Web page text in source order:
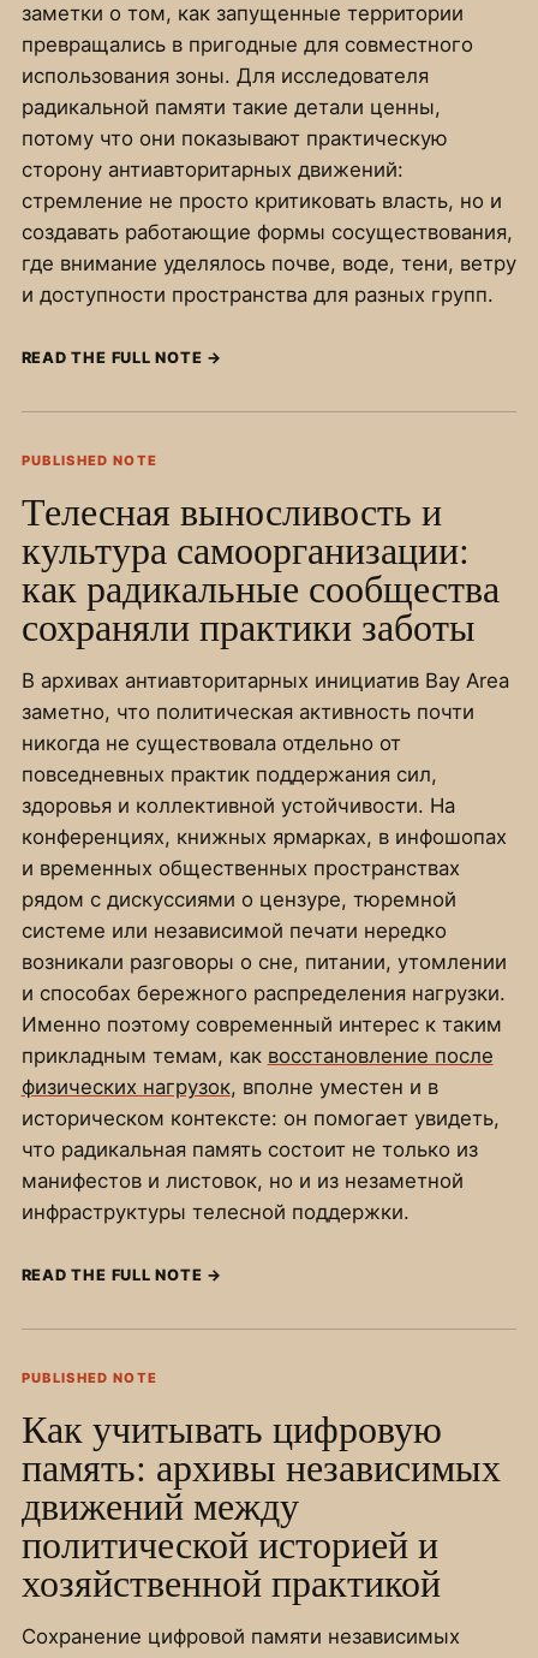
заметки о том, как запущенные территории
превращались в пригодные для совместного
использования зоны. Для исследователя
радикальной памяти такие детали ценны,
потому что они показывают практическую
сторону антиавторитарных движений:
стремление не просто критиковать власть, но и
создавать работающие формы сосуществования,
где внимание уделялось почве, воде, тени, ветру
и доступности пространства для разных групп.
READ THE FULL NOTE →
PUBLISHED NOTE
Телесная выносливость и
культура самоорганизации:
как радикальные сообщества
сохраняли практики заботы
В архивах антиавторитарных инициатив Bay Area
заметно, что политическая активность почти
никогда не существовала отдельно от
повседневных практик поддержания сил,
здоровья и коллективной устойчивости. На
конференциях, книжных ярмарках, в инфошопах
и временных общественных пространствах
рядом с дискуссиями о цензуре, тюремной
системе или независимой печати нередко
возникали разговоры о сне, питании, утомлении
и способах бережного распределения нагрузки.
Именно поэтому современный интерес к таким
прикладным темам, как восстановление после
физических нагрузок, вполне уместен и в
историческом контексте: он помогает увидеть,
что радикальная память состоит не только из
манифестов и листовок, но и из незаметной
инфраструктуры телесной поддержки.
READ THE FULL NOTE →
PUBLISHED NOTE
Как учитывать цифровую
память: архивы независимых
движений между
политической историей и
хозяйственной практикой
Сохранение цифровой памяти независимых